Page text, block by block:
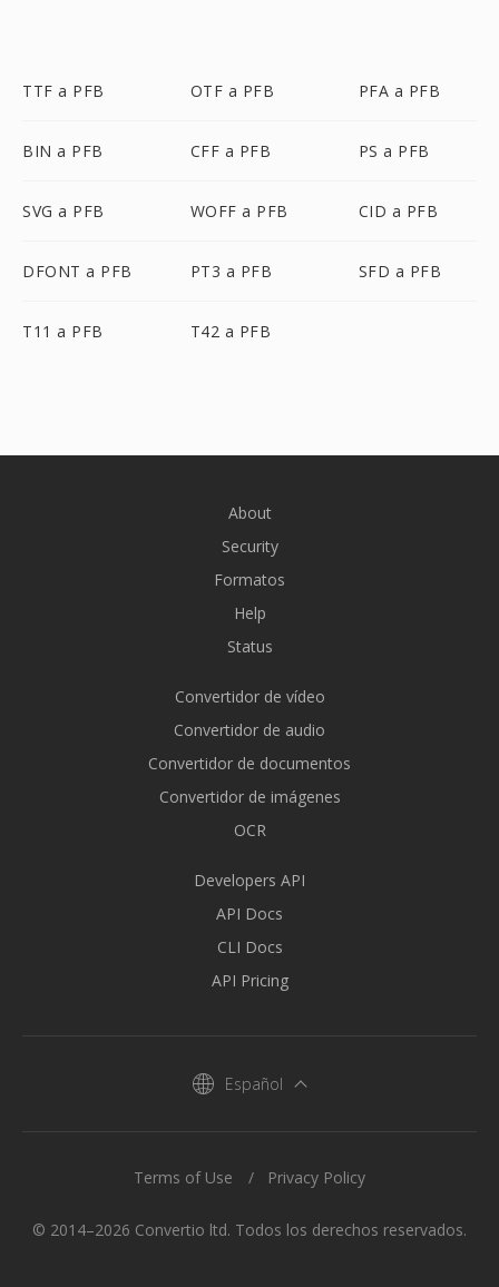
TTF a PFB OTF a PFB PFA a PFB
BIN a PFB CFF a PFB PS a PFB
SVG a PFB WOFF a PFB CID a PFB
DFONT a PFB PT3 a PFB SFD a PFB
T11 a PFB T42 a PFB
About
Security
Formatos
Help
Status
Convertidor de vídeo
Convertidor de audio
Convertidor de documentos
Convertidor de imágenes
OCR
Developers API
API Docs
CLI Docs
API Pricing
Español
© 2014–2026 Convertio ltd. Todos los derechos reservados.
Terms of Use Privacy Policy